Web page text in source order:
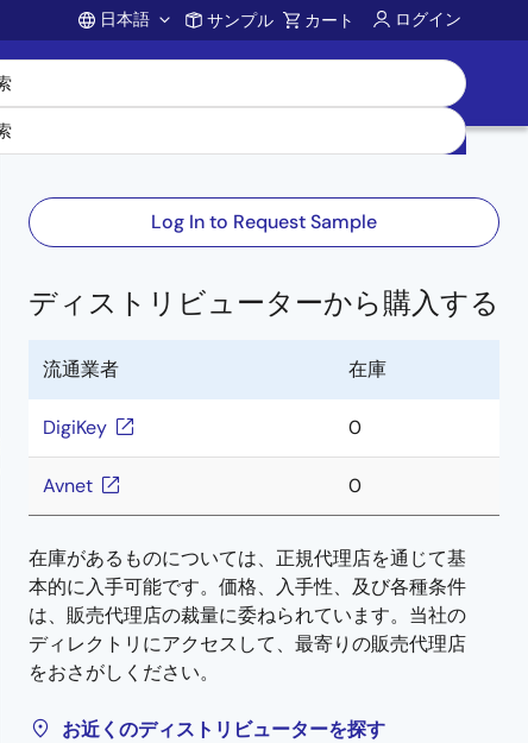
Account
日本語 サンプル カート ログイン
Log In to Request Sample
ディストリビューターから購入する
流通業者 在庫
DigiKey 0
Avnet 0
在庫があるものについては、正規代理店を通じて基
本的に入手可能です。価格、入手性、及び各種条件
は、販売代理店の裁量に委ねられています。当社の
ディレクトリにアクセスして、最寄りの販売代理店
をおさがしください。
お近くのディストリビューターを探す